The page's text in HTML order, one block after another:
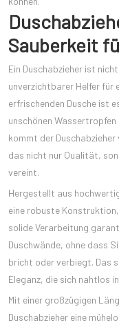
Sauberkeit
Ein Duschabzieher ist
unverzichtbarer Helfer für
erfrischenden Dusche ist
unschönen
kommt der
das nicht nur Qualität,
vereint.
Hergestellt aus
eine robuste
solide Verarbeitung
Duschwände, ohne dass
bricht oder verbiegt. Das
Eleganz, die sich nahtlos
Mit einer großzügigen
Duschabzieher eine